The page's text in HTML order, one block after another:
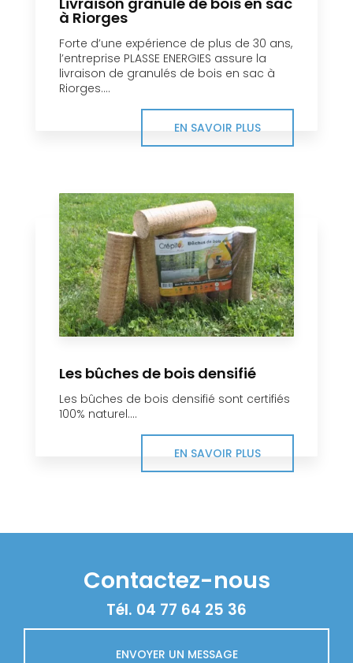
à Riorges
Forte d’une expérience de plus de 30 ans,
l’entreprise PLASSE ENERGIES assure la
livraison de granulés de bois en sac à
Riorges....
EN SAVOIR PLUS
Les bûches de bois densifié
Les bûches de bois densifié sont certifiés
100% naturel....
EN SAVOIR PLUS
Contactez-nous
Tél. 04 77 64 25 36
ENVOYER UN MESSAGE